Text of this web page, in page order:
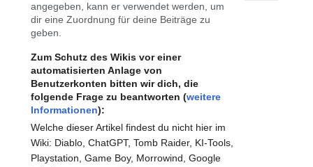
angegeben, kann er verwendet werden, um
dir eine Zuordnung für deine Beiträge zu
geben.
Zum Schutz des Wikis vor einer
automatisierten Anlage von
Benutzerkonten bitten wir dich, die
folgende Frage zu beantworten (weitere
Informationen):
Welche dieser Artikel findest du nicht hier im
Wiki: Diablo, ChatGPT, Tomb Raider, KI-Tools,
Playstation, Game Boy, Morrowind, Google